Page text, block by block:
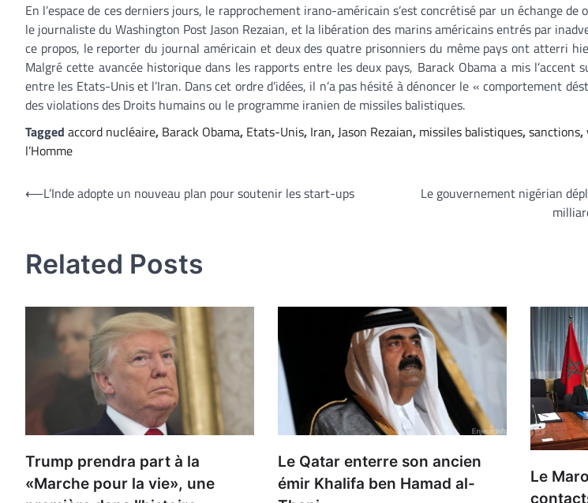
En l’espace de ces derniers jours, le rapprochement irano-américain s’est concrétisé par un échange de
le journaliste du Washington Post Jason Rezaian, et la libération des marins américains entrés par
ce propos, le reporter du journal américain et deux des quatre prisonniers du même pays ont atterri
Malgré cette avancée historique dans les rapports entre les deux pays, Barack Obama a mis l’accent
entre les Etats-Unis et l’Iran. Dans cet ordre d’idées, il n’a pas hésité à dénoncer le « comportement
des violations des Droits humains ou le programme iranien de missiles balistiques.
Tagged accord nucléaire, Barack Obama, Etats-Unis, Iran,Jason Rezaian, missiles balistiques,sanctions,
l’Homme
Navigation
⟵L’Inde adopte un nouveau plan pour soutenir les start-ups
Le gouvernement nigérian
Related Posts
Trump prendra part à la
«Marche pour la vie», une
Le Qatar enterre son ancien
émir Khalifa ben Hamad al-
Le